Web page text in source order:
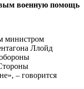
военную помощь
министром
Ллойд
– говорится